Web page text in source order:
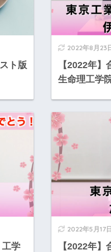
ト版
2022年8月23
【2022年
生命理工学
工学
2022年5月17日
【2022年